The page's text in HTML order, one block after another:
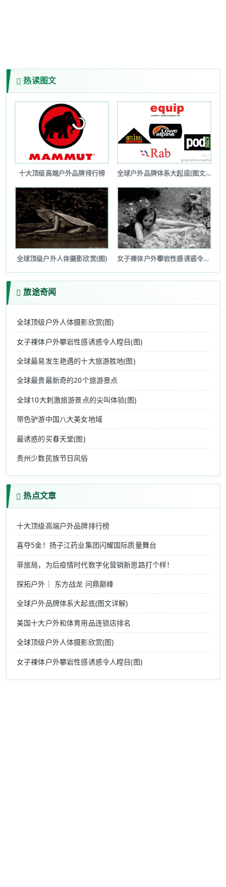
热读图文
十大顶级高端户外品牌排行榜 全球户外品牌体系大起底(图文详解)
全球顶级户外人体摄影欣赏(图) 女子裸体户外攀岩性感诱惑令人瞠目(图...
旅途奇闻
全球顶级户外人体摄影欣赏(图)
女子裸体户外攀岩性感诱惑令人瞠目(图)
全球最易发生艳遇的十大旅游胜地(图)
全球最贵最新奇的20个旅游景点
全球10大刺激旅游景点的尖叫体验(图)
带色驴游中国八大美女地域
最诱惑的买春天堂(图)
贵州少数民族节日风俗
热点文章
十大顶级高端户外品牌排行榜
喜夺5金！扬子江药业集团闪耀国际质量舞台
菲旅局，为后疫情时代数字化营销新思路打个样！
探拓户外｜ 东方战龙 问鼎巅峰
全球户外品牌体系大起底(图文详解)
美国十大户外和体育用品连锁店排名
全球顶级户外人体摄影欣赏(图)
女子裸体户外攀岩性感诱惑令人瞠目(图)